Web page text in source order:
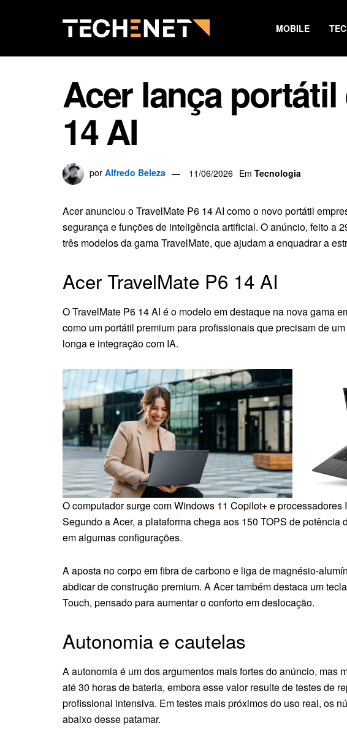
MOBILE
Acer lança portátil
14 AI
por Alfredo Beleza 11/06/2026 Em Tecnologia
Acer anunciou o TravelMate P6 14 AI como o novo portátil
segurança e funções de inteligência artificial. O anúncio, feito a
três modelos da gama TravelMate, que ajudam a enquadrar a
Acer TravelMate P6 14 AI
O TravelMate P6 14 AI é o modelo em destaque na nova gama
como um portátil premium para profissionais que precisam de
longa e integração com IA.
O computador surge com Windows 11 Copilot+ e
Segundo a Acer, a plataforma chega aos 150 TOPS de potência
em algumas configurações.
A aposta no corpo em fibra de carbono e liga de magnésio-
abdicar de construção premium. A Acer também destaca um
Touch, pensado para aumentar o conforto em deslocação.
Autonomia e cautelas
A autonomia é um dos argumentos mais fortes do anúncio, mas
até 30 horas de bateria, embora esse valor resulte de testes de
profissional intensiva. Em testes mais próximos do uso real, os
abaixo desse patamar.